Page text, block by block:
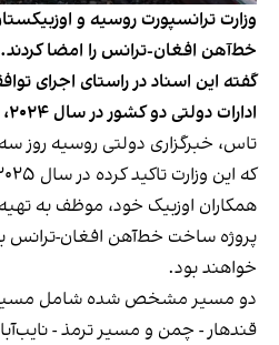
وزارت ترانسپورت روسیه و
خط‌آهن افغان-ترانس را امضا
گفته این اسناد در راستای اجرای
ادارات دولتی دو کشور در سال ۲۰۲۴، امضا شده است.
همکاران اوزبیک خود، موظف به
پروژه ساخت خط‌آهن افغان-ترانس
خواهند بود.
دو مسیر مشخص شده شامل مسیر
قندهار - چمن و مسیر ترمذ -